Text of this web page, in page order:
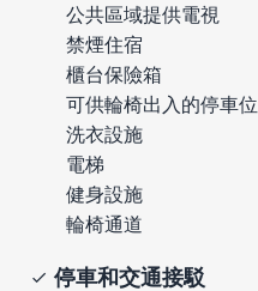
公共區域提供電視
禁煙住宿
櫃台保險箱
可供輪椅出入的停車位
洗衣設施
電梯
健身設施
輪椅通道
停車和交通接駁